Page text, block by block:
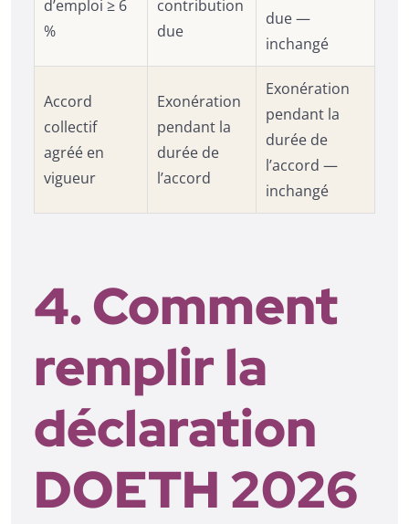
d’emploi ≥ 6
%
contribution
due
due —
inchangé
Accord
collectif
agréé en
vigueur
Exonération
pendant la
durée de
l’accord
Exonération
pendant la
durée de
l’accord —
inchangé
4. Comment
remplir la
déclaration
DOETH 2026